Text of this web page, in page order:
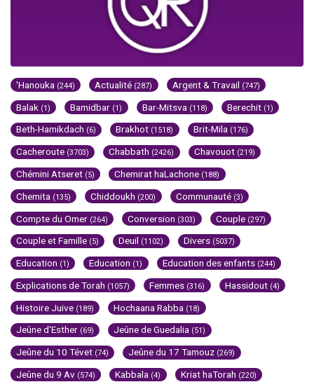
'Hanouka (244) Actualité (287) Argent & Travail (747)
Balak (1) Bamidbar (1) Bar-Mitsva (118) Berechit (1)
Beth-Hamikdach (6) Brakhot (1518) Brit-Mila (176)
Cacheroute (3703) Chabbath (2426) Chavouot (219)
Chémini Atseret (5) Chemirat haLachone (188)
Chemita (135) Chiddoukh (200) Communauté (3)
Compte du Omer (264) Conversion (303) Couple (297)
Couple et Famille (5) Deuil (1102) Divers (5037)
Education (1) Education (1) Education des enfants (244)
Explications de Torah (1057) Femmes (316) Hassidout (4)
Histoire Juive (189) Hochaana Rabba (18)
Jeûne d'Esther (69) Jeûne de Guedalia (51)
Jeûne du 10 Tévet (74) Jeûne du 17 Tamouz (269)
Jeûne du 9 Av (574) Kabbala (4) Kriat haTorah (220)